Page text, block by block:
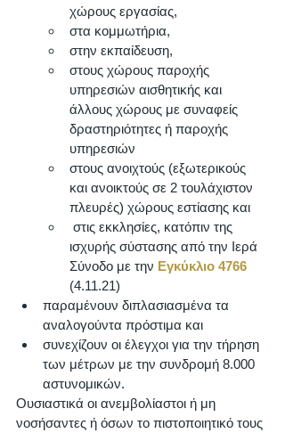
χώρους εργασίας,
στα κομμωτήρια,
στην εκπαίδευση,
στους χώρους παροχής
υπηρεσιών αισθητικής και
άλλους χώρους με συναφείς
δραστηριότητες ή παροχής
υπηρεσιών
στους ανοιχτούς (εξωτερικούς
και ανοικτούς σε 2 τουλάχιστον
πλευρές) χώρους εστίασης και
ισχυρής σύστασης από την Ιερά
Σύνοδο με την Εγκύκλιο 4766
(4.11.21)
παραμένουν διπλασιασμένα τα
αναλογούντα πρόστιμα και
συνεχίζουν οι έλεγχοι για την τήρηση
των μέτρων με την συνδρομή 8.000
αστυνομικών.
Ουσιαστικά οι ανεμβολίαστοι ή μη
νοσήσαντες ή όσων το πιστοποιητικό τους